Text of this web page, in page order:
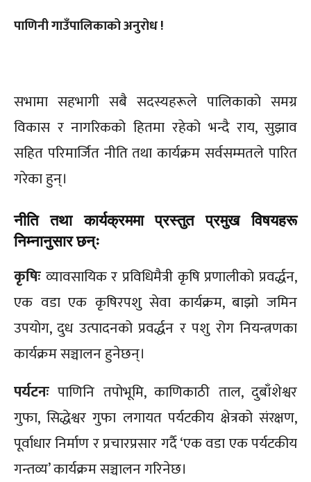
पाणिनी गाउँपालिकाको अनुरोध !
सभामा सहभागी सबै सदस्यहरूले पालिकाको समग्र
विकास र नागरिकको हितमा रहेको भन्दै राय, सुझाव
सहित परिमार्जित नीति तथा कार्यक्रम सर्वसम्मतले पारित
गरेका हुन्।
नीति तथा कार्यक्रममा प्रस्तुत प्रमुख विषयहरू
निम्नानुसार छन्ः
कृषिः व्यावसायिक र प्रविधिमैत्री कृषि प्रणालीको प्रवर्द्धन,
एक वडा एक कृषिरपशु सेवा कार्यक्रम, बाझो जमिन
उपयोग, दुध उत्पादनको प्रवर्द्धन र पशु रोग नियन्त्रणका
कार्यक्रम सञ्चालन हुनेछन्।
पर्यटनः पाणिनि तपोभूमि, काणिकाठी ताल, दुबाँशेश्वर
गुफा, सिद्धेश्वर गुफा लगायत पर्यटकीय क्षेत्रको संरक्षण,
पूर्वाधार निर्माण र प्रचारप्रसार गर्दै ‘एक वडा एक पर्यटकीय
गन्तव्य’ कार्यक्रम सञ्चालन गरिनेछ।